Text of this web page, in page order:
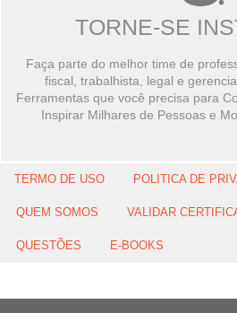
TORNE-SE
Faça parte do melhor time de
fiscal, trabalhista, legal e
Ferramentas que você precisa para
Inspirar Milhares de Pessoas e
TERMO DE USO POLITICA DE
QUEM SOMOS VALIDAR
QUESTÕES E-BOOKS